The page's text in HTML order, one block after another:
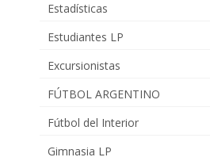
Estadísticas
Estudiantes LP
Excursionistas
FÚTBOL ARGENTINO
Fútbol del Interior
Gimnasia LP